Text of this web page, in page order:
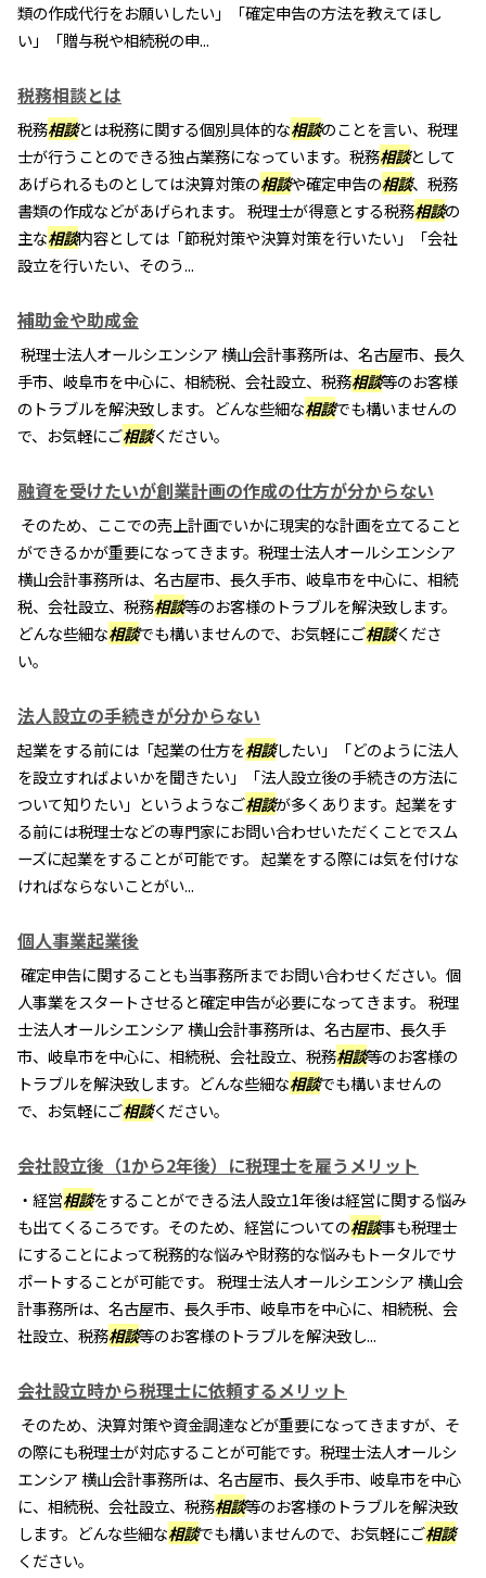
類の作成代行をお願いしたい」「確定申告の方法を教えてほし
い」「贈与税や相続税の申...
税務相談とは
税務相談とは税務に関する個別具体的な相談のことを言い、税理
士が行うことのできる独占業務になっています。税務相談として
あげられるものとしては決算対策の相談や確定申告の相談、税務
書類の作成などがあげられます。 税理士が得意とする税務相談の
主な相談内容としては「節税対策や決算対策を行いたい」「会社
設立を行いたい、そのう...
補助金や助成金
税理士法人オールシエンシア 横山会計事務所は、名古屋市、長久
手市、岐阜市を中心に、相続税、会社設立、税務相談等のお客様
のトラブルを解決致します。どんな些細な相談でも構いませんの
で、お気軽にご相談ください。
融資を受けたいが創業計画の作成の仕方が分からない
そのため、ここでの売上計画でいかに現実的な計画を立てること
ができるかが重要になってきます。税理士法人オールシエンシア
横山会計事務所は、名古屋市、長久手市、岐阜市を中心に、相続
税、会社設立、税務相談等のお客様のトラブルを解決致します。
どんな些細な相談でも構いませんので、お気軽にご相談くださ
い。
法人設立の手続きが分からない
起業をする前には「起業の仕方を相談したい」「どのように法人
を設立すればよいかを聞きたい」「法人設立後の手続きの方法に
ついて知りたい」というようなご相談が多くあります。起業をす
る前には税理士などの専門家にお問い合わせいただくことでスム
ーズに起業をすることが可能です。 起業をする際には気を付けな
ければならないことがい...
個人事業起業後
確定申告に関することも当事務所までお問い合わせください。個
人事業をスタートさせると確定申告が必要になってきます。 税理
士法人オールシエンシア 横山会計事務所は、名古屋市、長久手
市、岐阜市を中心に、相続税、会社設立、税務相談等のお客様の
トラブルを解決致します。どんな些細な相談でも構いませんの
で、お気軽にご相談ください。
会社設立後（1から2年後）に税理士を雇うメリット
・経営相談をすることができる法人設立1年後は経営に関する悩み
も出てくるころです。そのため、経営についての相談事も税理士
にすることによって税務的な悩みや財務的な悩みもトータルでサ
ポートすることが可能です。 税理士法人オールシエンシア 横山会
計事務所は、名古屋市、長久手市、岐阜市を中心に、相続税、会
社設立、税務相談等のお客様のトラブルを解決致し...
会社設立時から税理士に依頼するメリット
そのため、決算対策や資金調達などが重要になってきますが、そ
の際にも税理士が対応することが可能です。税理士法人オールシ
エンシア 横山会計事務所は、名古屋市、長久手市、岐阜市を中心
に、相続税、会社設立、税務相談等のお客様のトラブルを解決致
します。どんな些細な相談でも構いませんので、お気軽にご相談
ください。